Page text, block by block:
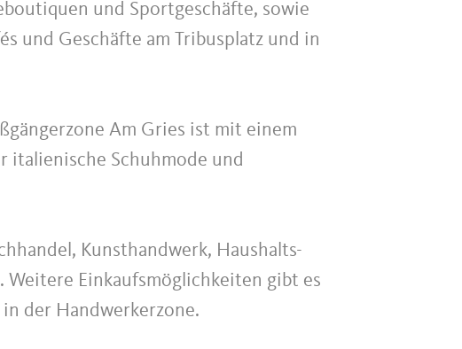
und Sportgeschäfte, sowie
und Geschäfte am Tribusplatz und in
Am Gries ist mit einem
italienische Schuhmode und
Kunsthandwerk, Haushalts-
Weitere Einkaufsmöglichkeiten gibt es
der Handwerkerzone.